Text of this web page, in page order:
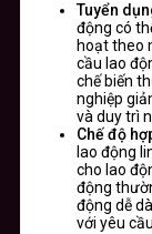
Tuyển
động có
hoạt theo
cầu lao
chế biến
nghiệp
và duy trì
Chế độ
lao động
cho lao
động
động dễ
với yêu